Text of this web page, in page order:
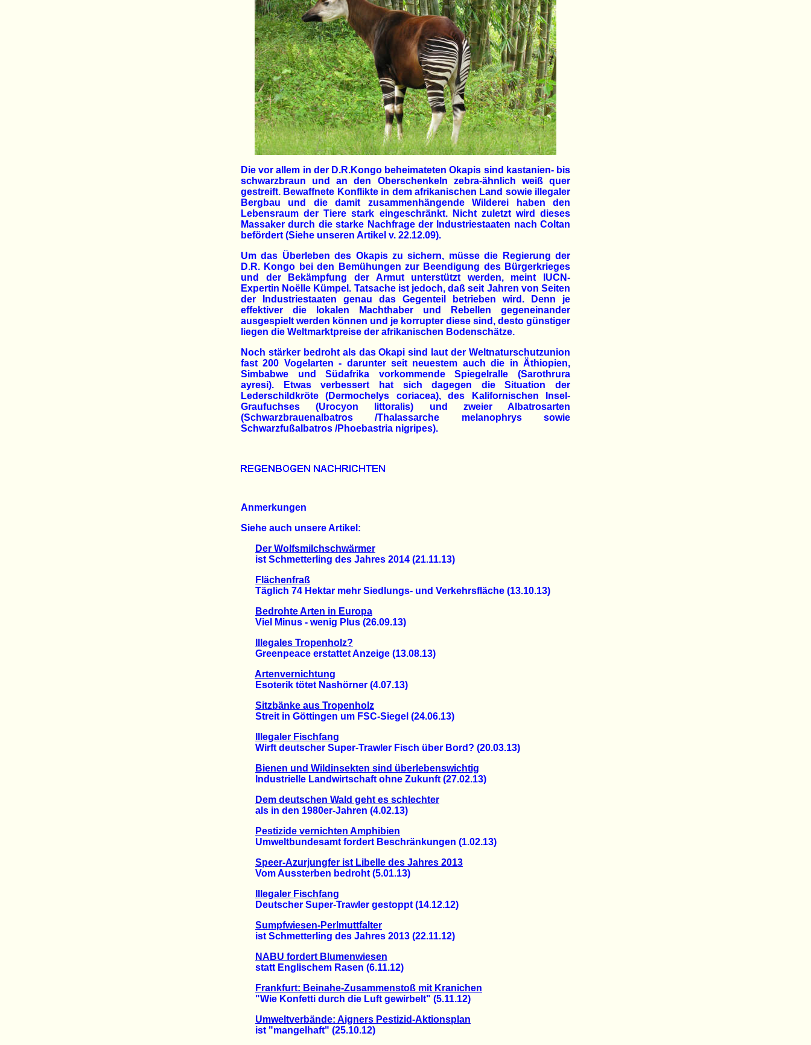
Die vor allem in der D.R.Kongo beheimateten Okapis sind kastanien- bis
schwarzbraun und an den Oberschenkeln zebra-ähnlich weiß quer
gestreift. Bewaffnete Konflikte in dem afrikanischen Land sowie illegaler
Bergbau und die damit zusammenhängende Wilderei haben den
Lebensraum der Tiere stark eingeschränkt. Nicht zuletzt wird dieses
Massaker durch die starke Nachfrage der Industriestaaten nach Coltan
befördert (Siehe unseren Artikel v. 22.12.09).
Um das Überleben des Okapis zu sichern, müsse die Regierung der
D.R. Kongo bei den Bemühungen zur Beendigung des Bürgerkrieges
und der Bekämpfung der Armut unterstützt werden, meint IUCN-
Expertin Noëlle Kümpel. Tatsache ist jedoch, daß seit Jahren von Seiten
der Industriestaaten genau das Gegenteil betrieben wird. Denn je
effektiver die lokalen Machthaber und Rebellen gegeneinander
ausgespielt werden können und je korrupter diese sind, desto günstiger
liegen die Weltmarktpreise der afrikanischen Bodenschätze.
Noch stärker bedroht als das Okapi sind laut der Weltnaturschutzunion
fast 200 Vogelarten - darunter seit neuestem auch die in Äthiopien,
Simbabwe und Südafrika vorkommende Spiegelralle (Sarothrura
ayresi). Etwas verbessert hat sich dagegen die Situation der
Lederschildkröte (Dermochelys coriacea), des Kalifornischen Insel-
Graufuchses (Urocyon littoralis) und zweier Albatrosarten
(Schwarzbrauenalbatros /Thalassarche melanophrys sowie
Schwarzfußalbatros /Phoebastria nigripes).
Anmerkungen
Siehe auch unsere Artikel:
Der Wolfsmilchschwärmer
ist Schmetterling des Jahres 2014 (21.11.13)
Flächenfraß
Täglich 74 Hektar mehr Siedlungs- und Verkehrsfläche (13.10.13)
Bedrohte Arten in Europa
Viel Minus - wenig Plus (26.09.13)
Illegales Tropenholz?
Greenpeace erstattet Anzeige (13.08.13)
Artenvernichtung
Esoterik tötet Nashörner (4.07.13)
Sitzbänke aus Tropenholz
Streit in Göttingen um FSC-Siegel (24.06.13)
Illegaler Fischfang
Wirft deutscher Super-Trawler Fisch über Bord? (20.03.13)
Bienen und Wildinsekten sind überlebenswichtig
Industrielle Landwirtschaft ohne Zukunft (27.02.13)
Dem deutschen Wald geht es schlechter
als in den 1980er-Jahren (4.02.13)
Pestizide vernichten Amphibien
Umweltbundesamt fordert Beschränkungen (1.02.13)
Speer-Azurjungfer ist Libelle des Jahres 2013
Vom Aussterben bedroht (5.01.13)
Illegaler Fischfang
Deutscher Super-Trawler gestoppt (14.12.12)
Sumpfwiesen-Perlmuttfalter
ist Schmetterling des Jahres 2013 (22.11.12)
NABU fordert Blumenwiesen
statt Englischem Rasen (6.11.12)
Frankfurt: Beinahe-Zusammenstoß mit Kranichen
"Wie Konfetti durch die Luft gewirbelt" (5.11.12)
Umweltverbände: Aigners Pestizid-Aktionsplan
ist "mangelhaft" (25.10.12)